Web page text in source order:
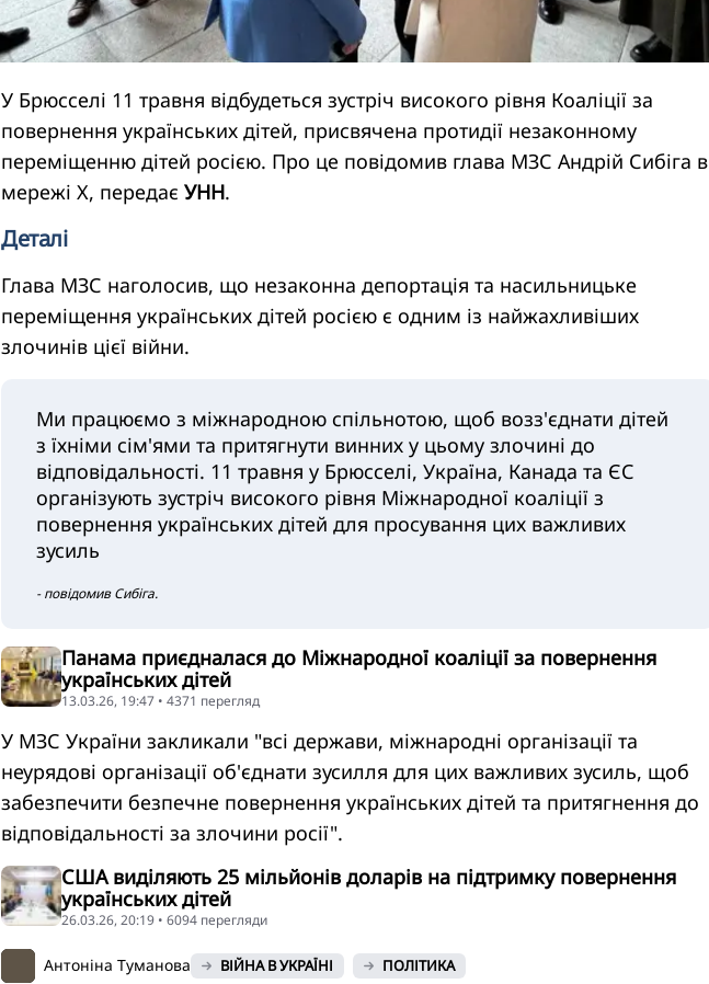
У Брюсселі 11 травня відбудеться зустріч високого рівня Коаліції за
повернення українських дітей, присвячена протидії незаконному
переміщенню дітей росією. Про це повідомив глава МЗС Андрій Сибіга в
мережі Х, передає УНН.
Деталі
Глава МЗС наголосив, що незаконна депортація та насильницьке
переміщення українських дітей росією є одним із найжахливіших
злочинів цієї війни.
Ми працюємо з міжнародною спільнотою, щоб возз'єднати дітей
з їхніми сім'ями та притягнути винних у цьому злочині до
відповідальності. 11 травня у Брюсселі, Україна, Канада та ЄС
організують зустріч високого рівня Міжнародної коаліції з
повернення українських дітей для просування цих важливих
зусиль
- повідомив Сибіга.
Панама приєдналася до Міжнародної коаліції за повернення
українських дітей
13.03.26, 19:47 • 4371 перегляд
У МЗС України закликали "всі держави, міжнародні організації та
неурядові організації об'єднати зусилля для цих важливих зусиль, щоб
забезпечити безпечне повернення українських дітей та притягнення до
відповідальності за злочини росії".
США виділяють 25 мільйонів доларів на підтримку повернення
українських дітей
26.03.26, 20:19 • 6094 перегляди
Антоніна Туманова ВІЙНА В УКРАЇНІ ПОЛІТИКА